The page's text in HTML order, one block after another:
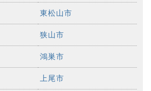
東松山市
狭山市
鴻巣市
上尾市